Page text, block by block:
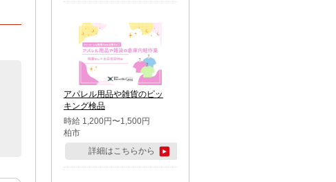
アパレル用品や雑貨のピッ
キング検品
時給 1,200円〜1,500円
柏市
詳細はこちらから